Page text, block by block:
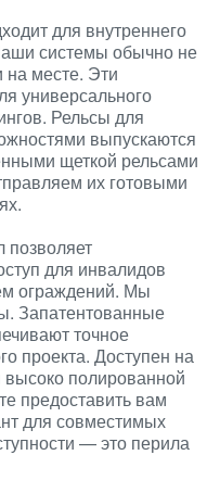
для внутреннего
системы обычно не
на месте. Эти
универсального
Рельсы для
выпускаются
щеткой рельсами
их готовыми
позволяет
для инвалидов
ограждений. Мы
Запатентованные
точное
проекта. Доступен на
полированной
предоставить вам
для совместимых
— это перила